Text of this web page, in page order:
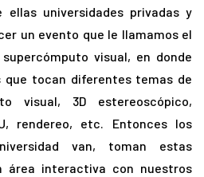
ellas universidades privadas y
un evento que le llamamos el
visual, en donde
que tocan diferentes temas de
visual, 3D estereoscópico,
rendereo, etc. Entonces los
van, toman estas
área interactiva con nuestros